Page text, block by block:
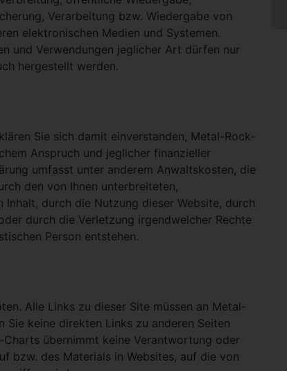
Verarbeitung bzw. Wiedergabe von
elektronischen Medien und Systemen.
und Verwendungen jeglicher Art dürfen nur
hergestellt werden.
Sie sich damit einverstanden, Metal-Rock-
Anspruch und jeglicher finanzieller
umfasst unter anderem Anwaltskosten, die
den von Ihnen unterbreiteten,
durch die Nutzung dieser Website, durch
durch die Verletzung irgendwelcher Rechte
Person entstehen.
Alle Links zu dieser Site müssen an Metal-
Sie keine direkten Links zu anderen Seiten
übernimmt keine Verantwortung oder
bzw. des Materials in Websites, auf die von